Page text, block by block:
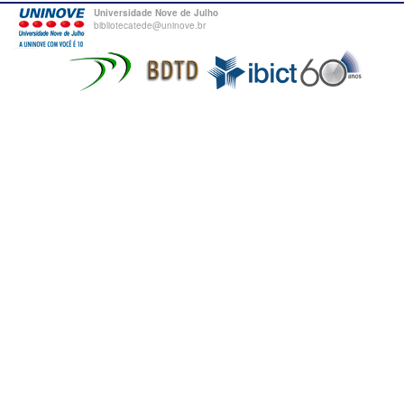
Universidade Nove de Julho
bibliotecatede@uninove.br